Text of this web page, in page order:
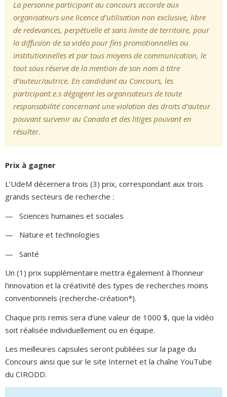
La personne participant au concours accorde aux
organisateurs une licence d’utilisation non exclusive, libre
de redevances, perpétuelle et sans limite de territoire, pour
la diffusion de sa vidéo pour fins promotionnelles ou
institutionnelles et par tous moyens de communication, le
tout sous réserve de la mention de son nom à titre
d’auteur/autrice. En candidant au Concours, les
participant.e.s dégagent les organisateurs de toute
responsabilité concernant une violation des droits d’auteur
pouvant survenir au Canada et des litiges pouvant en
résulter.
Prix à gagner
L’UdeM décernera trois (3) prix, correspondant aux trois
grands secteurs de recherche :
— Sciences humaines et sociales
— Nature et technologies
— Santé
Un (1) prix supplémentaire mettra également à l’honneur
l’innovation et la créativité des types de recherches moins
conventionnels (recherche-création*).
Chaque pris remis sera d’une valeur de 1000 $, que la vidéo
soit réalisée individuellement ou en équipe.
Les meilleures capsules seront publiées sur la page du
Concours ainsi que sur le site Internet et la chaîne YouTube
du CIRODD.